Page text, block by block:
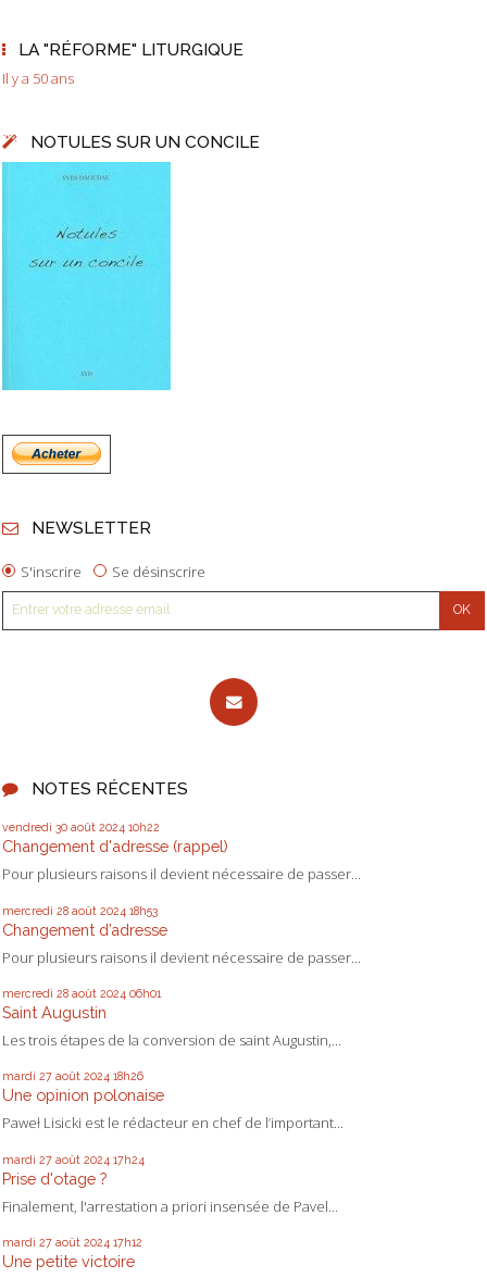
LA "RÉFORME" LITURGIQUE
Il y a 50 ans
NOTULES SUR UN CONCILE
NEWSLETTER
S'inscrire Se désinscrire
NOTES RÉCENTES
vendredi 30 août 2024 10h22
Changement d'adresse (rappel)
Pour plusieurs raisons il devient nécessaire de passer...
mercredi 28 août 2024 18h53
Changement d’adresse
Pour plusieurs raisons il devient nécessaire de passer...
mercredi 28 août 2024 06h01
Saint Augustin
Les trois étapes de la conversion de saint Augustin,...
mardi 27 août 2024 18h26
Une opinion polonaise
Paweł Lisicki est le rédacteur en chef de l’important...
mardi 27 août 2024 17h24
Prise d'otage ?
Finalement, l'arrestation a priori insensée de Pavel...
mardi 27 août 2024 17h12
Une petite victoire